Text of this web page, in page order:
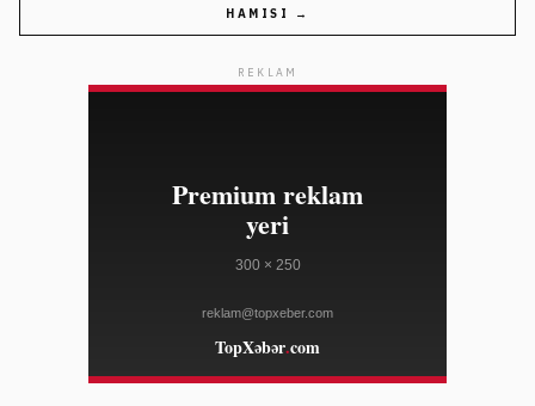
08/07
ABŞ-ın dəstəklədiyi Venesuela dialoqu Maria Korina
Maçadonun iştirakı olmadan başladı
Tramp administrasiyası tarif geri ödənişlərini 100
HAMISI →
REKLAM